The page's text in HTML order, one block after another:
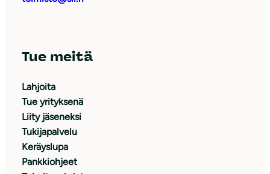
Tue meitä
Lahjoita
Tue yrityksenä
Liity jäseneksi
Tukijapalvelu
Keräyslupa
Pankkiohjeet